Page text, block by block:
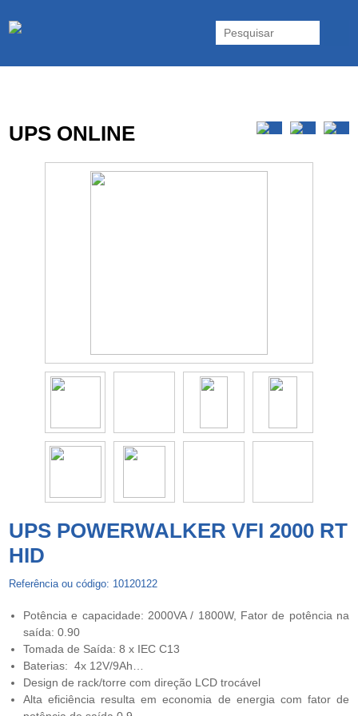
Inversores e acessórios. Portugal.
UPS ONLINE
UPS POWERWALKER VFI 2000 RT
HID
Referência ou código: 10120122
Potência e capacidade: 2000VA / 1800W, Fator de potência na
saída: 0.90
Tomada de Saída: 8 x IEC C13
Baterias: 4x 12V/9Ah…
Design de rack/torre com direção LCD trocável
Alta eficiência resulta em economia de energia com fator de